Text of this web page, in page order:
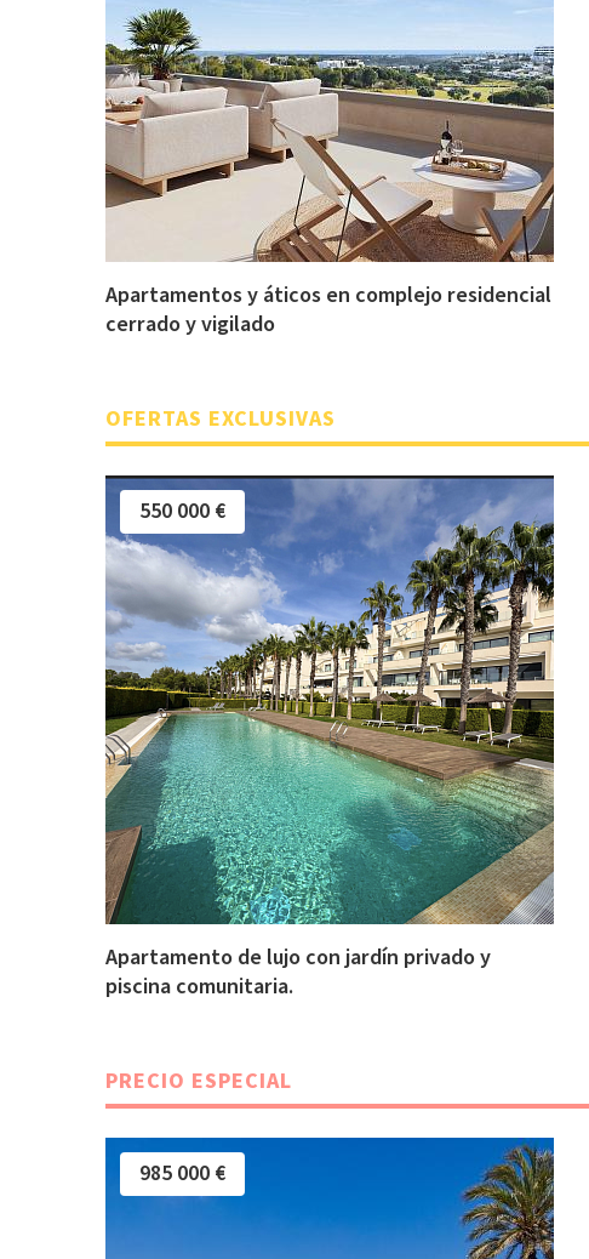
Apartamentos y áticos en complejo residencial
cerrado y vigilado
OFERTAS EXCLUSIVAS
Apartamento de lujo con jardín privado y
piscina comunitaria.
550 000 €
PRECIO ESPECIAL
985 000 €